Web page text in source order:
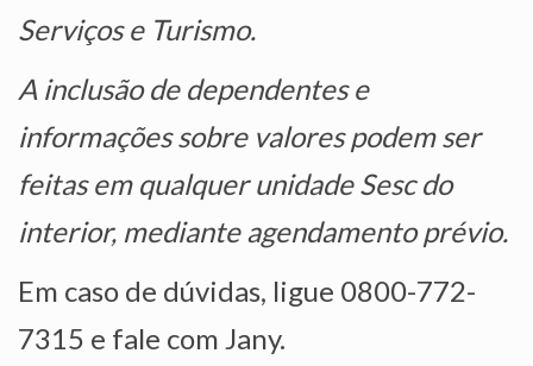
Serviços e Turismo.
A inclusão de dependentes e
informações sobre valores podem ser
feitas em qualquer unidade Sesc do
interior, mediante agendamento prévio.
Em caso de dúvidas, ligue 0800-772-
7315 e fale com Jany.